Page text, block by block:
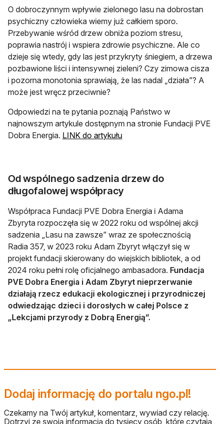
O dobroczynnym wpływie zielonego lasu na dobrostan
psychiczny człowieka wiemy już całkiem sporo.
Przebywanie wśród drzew obniża poziom stresu,
poprawia nastrój i wspiera zdrowie psychiczne. Ale co
dzieje się wtedy, gdy las jest przykryty śniegiem, a drzewa
pozbawione liści i intensywnej zieleni? Czy zimowa cisza
i pozorna monotonia sprawiają, że las nadal „działa”? A
może jest wręcz przeciwnie?
Odpowiedzi na te pytania poznają Państwo w
najnowszym artykule dostępnym na stronie Fundacji PVE
Dobra Energia. LINK do artykułuotwiera się w nowej karcie
Od wspólnego sadzenia drzew do
długofalowej współpracy
Współpraca Fundacji PVE Dobra Energia i Adama
Zbyryta rozpoczęła się w 2022 roku od wspólnej akcji
sadzenia „Lasu na zawsze” wraz ze społecznością
Radia 357, w 2023 roku Adam Zbyryt włączył się w
projekt fundacji skierowany do wiejskich bibliotek, a od
2024 roku pełni rolę oficjalnego ambasadora. Fundacja
PVE Dobra Energia i Adam Zbyryt nieprzerwanie
działają rzecz edukacji ekologicznej i przyrodniczej
odwiedzając dzieci i dorosłych w całej Polsce z
„Lekcjami przyrody z Dobrą Energią”.
Dodaj informację do portalu ngo.pl!
Czekamy na Twój artykuł, komentarz, wywiad czy relację.
Dotrzyj ze swoją informacją do tysięcy osób, które czytają